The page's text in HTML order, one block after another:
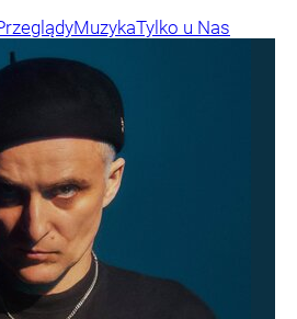
MuzykaTylko u Nas